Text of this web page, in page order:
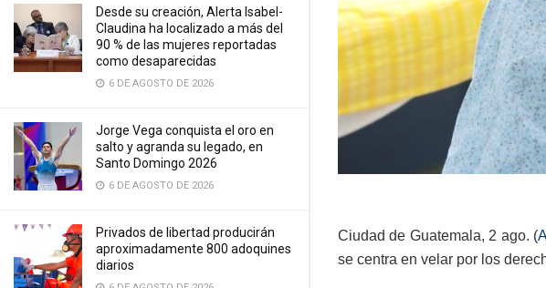
Desde su creación, Alerta Isabel-
Claudina ha localizado a más del
90 % de las mujeres reportadas
como desaparecidas
6 DE AGOSTO DE 2026
Jorge Vega conquista el oro en
salto y agranda su legado, en
Santo Domingo 2026
6 DE AGOSTO DE 2026
Privados de libertad producirán
aproximadamente 800 adoquines
diarios
Ciudad de Guatemala, 2 ago. (
se centra en velar por los